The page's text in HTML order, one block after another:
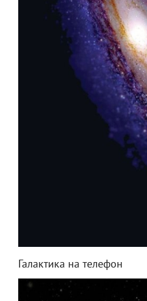
Галактика на телефон